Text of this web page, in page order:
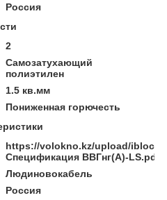
Россия
2
Самозатухающий
полиэтилен
1.5 кв.мм
Пониженная горючесть
https://volokno.kz/upload/iblock/
Спецификация ВВГнг(А)-LS.pdf
Людиновокабель
Россия